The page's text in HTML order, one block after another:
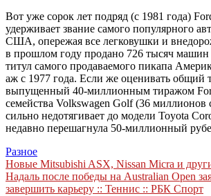
Вот уже сорок лет подряд (с 1981 года)
удерживает звание самого популярного
США, опережая все легковушки и
в прошлом году продано 726 тысяч машин
титул самого продаваемого пикапа
аж с 1977 года. Если же оценивать общий
выпущенный 40-миллионным тиражом
семейства Volkswagen Golf (36 миллионов
сильно недотягивает до модели Toyota
недавно перешагнула 50-миллионный
Разное
Навигация
по
Новые Mitsubishi ASX, Nissan Micra и
Надаль после победы на Australian Open
завершить карьеру :: Теннис :: РБК Спорт